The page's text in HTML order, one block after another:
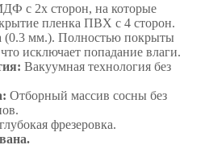
с 2х сторон, на которые
пленка ПВХ с 4 сторон.
мм.). Полностью покрыты
исключает попадание влаги.
Вакуумная технология без
Отборный массив сосны без
фрезеровка.